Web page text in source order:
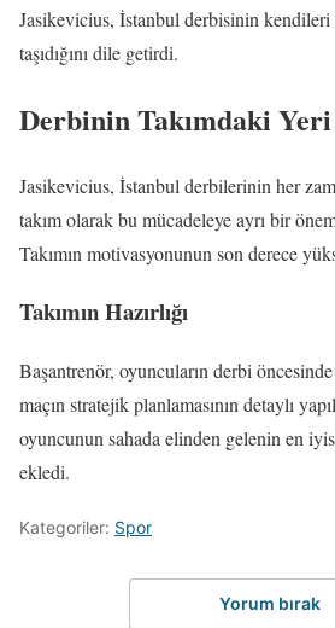
Jasikevicius, İstanbul derbisinin
taşıdığını dile getirdi.
Derbinin Takımdaki Yeri
Jasikevicius, İstanbul derbilerinin her
takım olarak bu mücadeleye ayrı bir
Takımın motivasyonunun son derece
Takımın Hazırlığı
Başantrenör, oyuncuların derbi öncesinde
maçın stratejik planlamasının detaylı
oyuncunun sahada elinden gelenin en
ekledi.
Kategoriler: Spor
Yorum bırak